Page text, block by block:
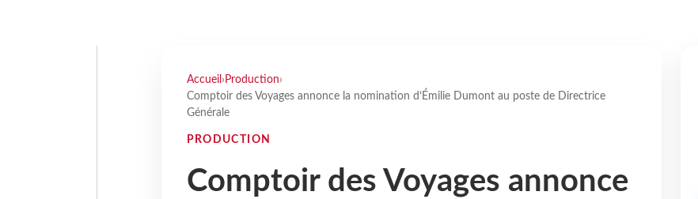
Accueil › Production›
Comptoir des Voyages annonce la nomination d’Émilie Dumont au poste de Directrice
Générale
PRODUCTION
Comptoir des Voyages annonce